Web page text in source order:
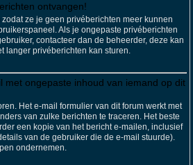
ontvangen!
ze je geen privéberichten meer kunnen
Als je ongepaste privéberichten
contacteer dan de beheerder, deze kan
langer privéberichten kan sturen.
met ongepaste inhoud van iemand op dit
Het e-mail formulier van dit forum werkt met
van zulke berichten te traceren. Het beste
een kopie van het bericht e-mailen, inclusief
van de gebruiker die de e-mail stuurde).
ondernemen.